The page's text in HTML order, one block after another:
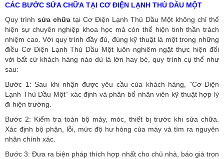
CÁC BƯỚC SỬA CHỮA TẠI CƠ ĐIỆN LẠNH THỦ DẦU MỘT
Quy trình sửa chữa tại Cơ Điện Lạnh Thủ Dầu Một không chỉ thể
hiện sự chuyên nghiệp khoa học mà còn thể hiện tinh thần trách
nhiệm cao. Với quy trình đầy đủ, đúng kỹ thuật là một trong những
điều Cơ Điện Lạnh Thủ Dầu Một luôn nghiêm ngặt thực hiện đối
với bất cứ khách hàng nào dù là lớn hay bé, quy trình cụ thể như
sau:
Bước 1: Sau khi nhận được yêu cầu của khách hàng, "Cơ Điện
Lạnh Thủ Dầu Một” xác định và phân bổ nhân viên kỹ thuật hợp lý
đi hiện trường.
Bước 2: Kiểm tra toàn bộ máy, móc, thiết bị trước khi sửa chữa.
Xác định bộ phận, lỗi, mức độ hư hỏng của máy và tìm ra nguyên
nhân chính xác.
Bước 3: Đưa ra biện pháp thích hợp nhất cho chủ nhà, báo giá trọn